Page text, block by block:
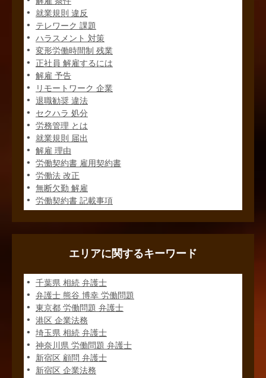
就業規則 違反
テレワーク 課題
ハラスメント 対策
変形労働時間制 残業
正社員 解雇するには
解雇 予告
リモートワーク 企業
退職勧奨 違法
セクハラ 処分
労務管理 とは
就業規則 届出
解雇 理由
労働契約書 雇用契約書
労働法 改正
無断欠勤 解雇
労働契約書 記載事項
エリアに関するキーワード
千葉県 相続 弁護士
弁護士 熊谷 博幸 労働問題
東京都 労働問題 弁護士
港区 企業法務
埼玉県 相続 弁護士
神奈川県 労働問題 弁護士
新宿区 顧問 弁護士
新宿区 企業法務